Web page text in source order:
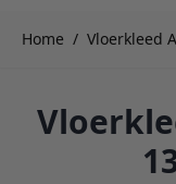
Home / Vloerkleed